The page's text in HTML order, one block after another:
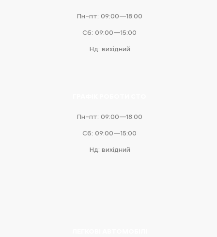
Пн–пт: 09:00—18:00
Сб: 09:00—15:00
Нд: вихідний
Пн–пт: 09:00—18:00
Сб: 09:00—15:00
Нд: вихідний